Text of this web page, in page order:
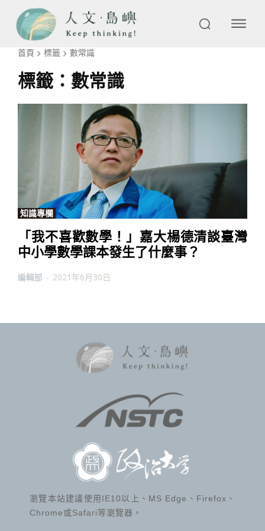
首頁 標籤 數常識
標籤： 數常識
知識專欄
「我不喜歡數學！」嘉大楊德清談臺灣
中小學數學課本發生了什麼事？
編輯部 - 2021年6月30日
瀏覽本站建議使用IE10以上、MS Edge、Firefox、
Chrome或Safari等瀏覽器。